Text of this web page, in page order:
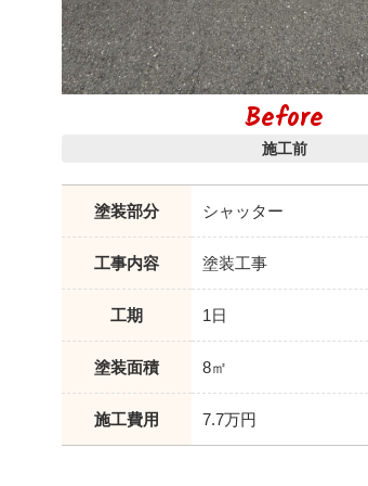
Before
施工前
塗装部分 シャッター
工事内容 塗装工事
工期 1日
塗装面積 8㎡
施工費用 7.7万円